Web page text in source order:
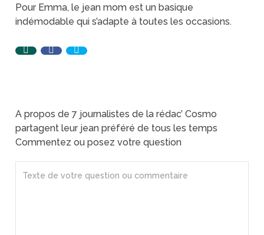
Pour Emma, le jean mom est un basique
indémodable qui s’adapte à toutes les occasions.
A propos de 7 journalistes de la rédac’ Cosmo
partagent leur jean préféré de tous les temps
Commentez ou posez votre question